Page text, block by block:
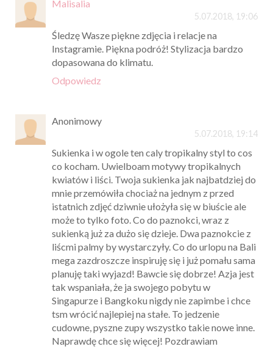
Malisalia
5.07.2018, 19:06
Śledzę Wasze piękne zdjęcia i relacje na
Instagramie. Piękna podróż! Stylizacja bardzo
dopasowana do klimatu.
Odpowiedz
Anonimowy
5.07.2018, 19:14
Sukienka i w ogole ten caly tropikalny styl to cos
co kocham. Uwielboam motywy tropikalnych
kwiatów i liści. Twoja sukienka jak najbatdziej do
mnie przemówiła chociaż na jednym z przed
istatnich zdjęć dziwnie ułożyła się w biuście ale
może to tylko foto. Co do paznokci, wraz z
sukienką już za dużo się dzieje. Dwa paznokcie z
liścmi palmy by wystarczyły. Co do urlopu na Bali
mega zazdroszcze inspiruję się i już pomału sama
planuję taki wyjazd! Bawcie się dobrze! Azja jest
tak wspaniała, że ja swojego pobytu w
Singapurze i Bangkoku nigdy nie zapimbe i chce
tsm wrócić najlepiej na stałe. To jedzenie
cudowne, pyszne zupy wszystko takie nowe inne.
Naprawdę chce się więcej! Pozdrawiam